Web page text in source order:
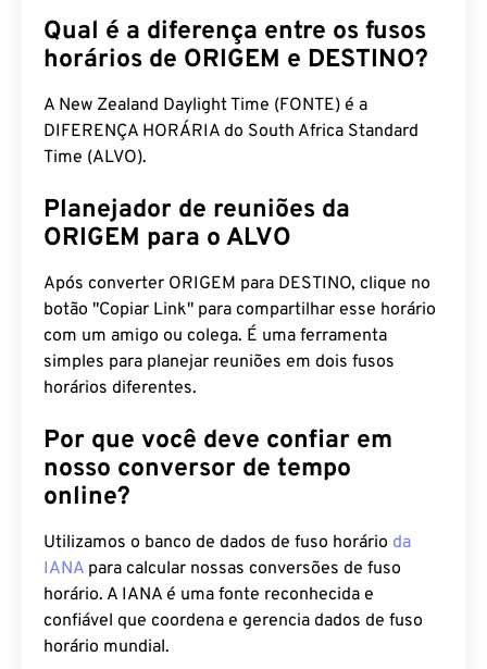
Qual é a diferença entre os fusos
horários de ORIGEM e DESTINO?
A New Zealand Daylight Time (FONTE) é a
DIFERENÇA HORÁRIA do South Africa Standard
Time (ALVO).
Planejador de reuniões da
ORIGEM para o ALVO
Após converter ORIGEM para DESTINO, clique no
botão "Copiar Link" para compartilhar esse horário
com um amigo ou colega. É uma ferramenta
simples para planejar reuniões em dois fusos
horários diferentes.
Por que você deve confiar em
nosso conversor de tempo
online?
Utilizamos o banco de dados de fuso horário da
IANA para calcular nossas conversões de fuso
horário. A IANA é uma fonte reconhecida e
confiável que coordena e gerencia dados de fuso
horário mundial.